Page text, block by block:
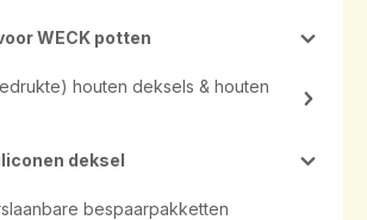
WECK potten
houten deksels & houten
deksel
bespaarpakketten